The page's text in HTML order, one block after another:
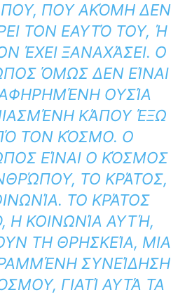
ΠΟΥ ΑΚΌΜΗ ΔΕΝ
ΤΟΝ ΕΑΥΤΌ ΤΟΥ, Ή
ΈΧΕΙ ΞΑΝΑΧΆΣΕΙ. Ο
ΌΜΩΣ ΔΕΝ ΕΊΝΑΙ
ΟΥΣΊΑ
ΚΆΠΟΥ ΈΞΩ
ΤΟΝ ΚΌΣΜΟ. O
ΕΊΝΑΙ Ο ΚΌΣΜΟΣ
ΤΟ ΚΡΆΤΟΣ,
ΤΟ ΚΡΆΤΟΣ
Η ΚΟΙΝΩΝΊΑ ΑΥΤΉ,
ΤΗ ΘΡΗΣΚΕΊΑ, ΜΙΑ
ΣΥΝΕΊΔΗΣΗ
ΓΙΑΤΊ ΑΥΤΆ ΤΑ